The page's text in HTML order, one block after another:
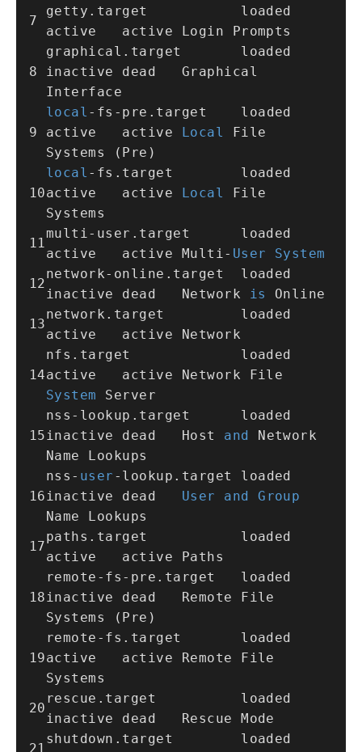
getty.target           loaded
active   active Login Prompts
graphical.target       loaded
inactive dead   Graphical
Interface
local - fs - pre.target    loaded
active   active Local
File
Systems (Pre)
local - fs.target        loaded
active   active Local
File
Systems
multi - user.target      loaded
active   active Multi - User
System
network- online.target  loaded
inactive dead   Network
is
Online
network.target         loaded
active   active Network
nfs.target             loaded
System Server
nss - lookup.target      loaded
inactive dead   Host and Network
Name Lookups
nss - user - lookup.target loaded
inactive dead User and
Group
Name Lookups
paths.target           loaded
active   active Paths
remote - fs - pre.target   loaded
inactive dead   Remote File
Systems (Pre)
remote - fs.target       loaded
active   active Remote File
Systems
rescue.target          loaded
inactive dead   Rescue Mode
shutdown.target        loaded